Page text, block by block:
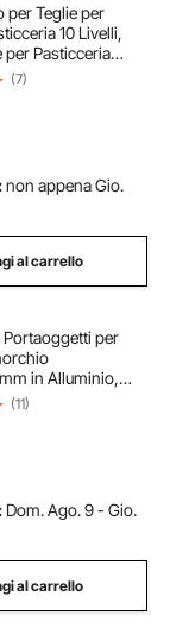
per Teglie per
10 Livelli,
per Pasticceria
Ruote, Carrello per
Cottura del
cm
(7)
non appena Gio.
al carrello
Portaoggetti per
in Alluminio,
per
di Carico 50 kg
per Attrezzi
(11)
Dom. Ago. 9 - Gio.
al carrello